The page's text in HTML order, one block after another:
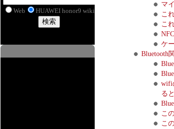
マ
こ
こ
ケ
Bluetooth
wifi
る
こ
こ
Web HUAWEI honor9 wiki